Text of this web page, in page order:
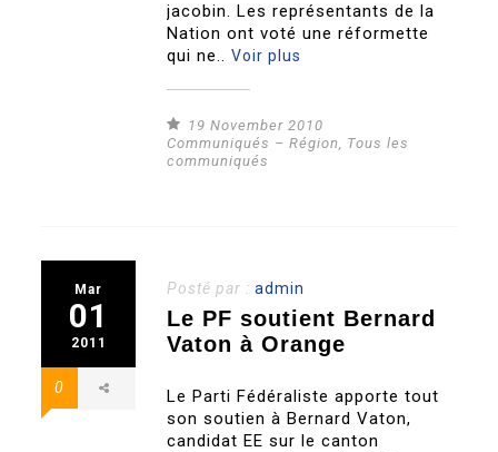
jacobin. Les représentants de la
Nation ont voté une réformette
qui ne..Voir plus
19 November 2010
Communiqués – Région, Tous les
communiqués
Mar
01
2011
0
Posté par :admin
Le PF soutient Bernard
Vaton à Orange
Le Parti Fédéraliste apporte tout
son soutien à Bernard Vaton,
candidat EE sur le canton